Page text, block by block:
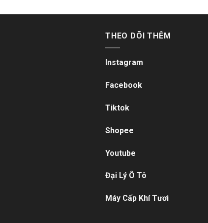
THEO DÕI THÊM
Instagram
Facebook
Tiktok
Shopee
Youtube
Đại Lý Ô Tô
Máy Cấp Khí Tươi